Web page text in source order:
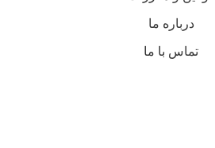
درباره ما
تماس با ما